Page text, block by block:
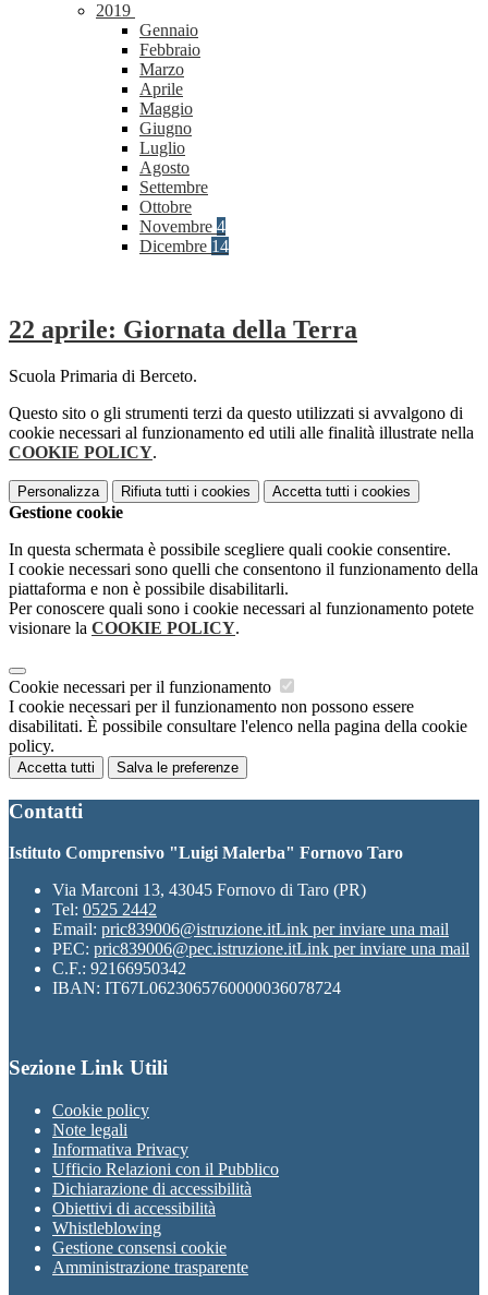
2019
Gennaio
Febbraio
Marzo
Aprile
Maggio
Giugno
Luglio
Agosto
Settembre
Ottobre
Novembre 4
Dicembre 14
22 aprile: Giornata della Terra
Scuola Primaria di Berceto.
Questo sito o gli strumenti terzi da questo utilizzati si avvalgono di
cookie necessari al funzionamento ed utili alle finalità illustrate nella
COOKIE POLICY.
Personalizza Rifiuta tutti i cookies Accetta tutti i cookies
Gestione cookie
In questa schermata è possibile scegliere quali cookie consentire.
I cookie necessari sono quelli che consentono il funzionamento della
piattaforma e non è possibile disabilitarli.
Per conoscere quali sono i cookie necessari al funzionamento potete
visionare la COOKIE POLICY.
Cookie necessari per il funzionamento
I cookie necessari per il funzionamento non possono essere
disabilitati. È possibile consultare l'elenco nella pagina della cookie
policy.
Accetta tutti Salva le preferenze
Contatti
Istituto Comprensivo "Luigi Malerba" Fornovo Taro
Via Marconi 13, 43045 Fornovo di Taro (PR)
Tel: 0525 2442
Email: pric839006@istruzione.itLink per inviare una mail
PEC: pric839006@pec.istruzione.itLink per inviare una mail
C.F.: 92166950342
IBAN: IT67L0623065760000036078724
Sezione Link Utili
Cookie policy
Note legali
Informativa Privacy
Ufficio Relazioni con il Pubblico
Dichiarazione di accessibilità
Obiettivi di accessibilità
Whistleblowing
Gestione consensi cookie
Amministrazione trasparente